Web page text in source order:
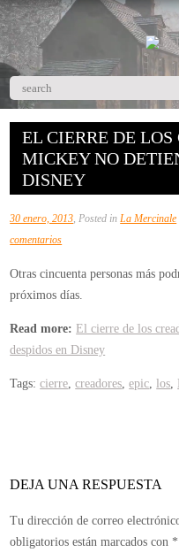
EL CIERRE DE LOS
MICKEY NO
DISNEY
30 enero, 2013, Posted inLa Mercinale
comentariosen
cierre
de
los
creadores
Epic
en
Disney
Otras cincuenta personas más
próximos días.
Read more: El cierre de los
despidos en Disney
Tags:cierre,creadores,epic,los,
DEJA UNA RESPUESTA
Tu dirección de correo
obligatorios están marcados con *